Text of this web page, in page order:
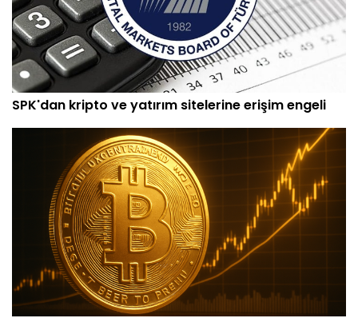
SPK'dan kripto ve yatırım sitelerine erişim engeli